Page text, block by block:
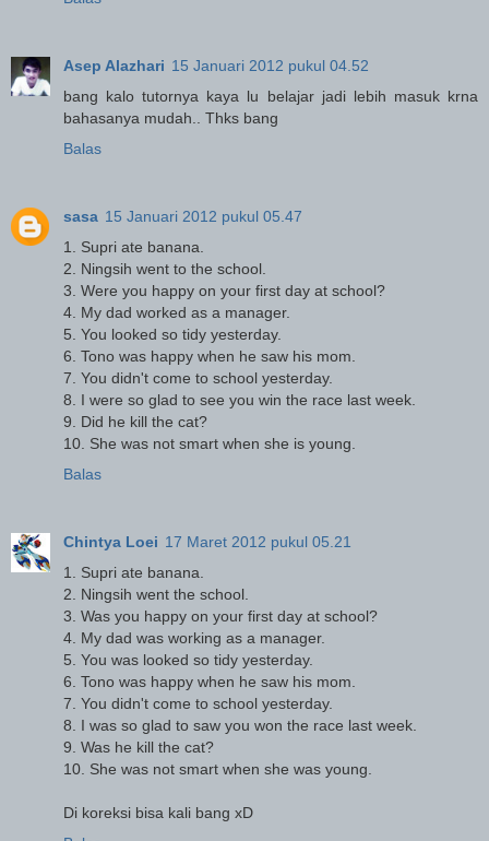
Asep Alazhari 15 Januari 2012 pukul 04.52
bang kalo tutornya kaya lu belajar jadi lebih masuk krna
bahasanya mudah.. Thks bang
Balas
sasa 15 Januari 2012 pukul 05.47
1. Supri ate banana.
2. Ningsih went to the school.
3. Were you happy on your first day at school?
4. My dad worked as a manager.
5. You looked so tidy yesterday.
6. Tono was happy when he saw his mom.
7. You didn't come to school yesterday.
8. I were so glad to see you win the race last week.
9. Did he kill the cat?
10. She was not smart when she is young.
Balas
Chintya Loei 17 Maret 2012 pukul 05.21
1. Supri ate banana.
2. Ningsih went the school.
3. Was you happy on your first day at school?
4. My dad was working as a manager.
5. You was looked so tidy yesterday.
6. Tono was happy when he saw his mom.
7. You didn't come to school yesterday.
8. I was so glad to saw you won the race last week.
9. Was he kill the cat?
10. She was not smart when she was young.
Di koreksi bisa kali bang xD